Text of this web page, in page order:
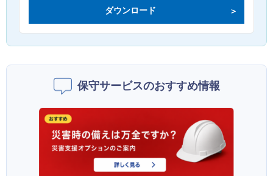
ダウンロード
保守サービスのおすすめ情報